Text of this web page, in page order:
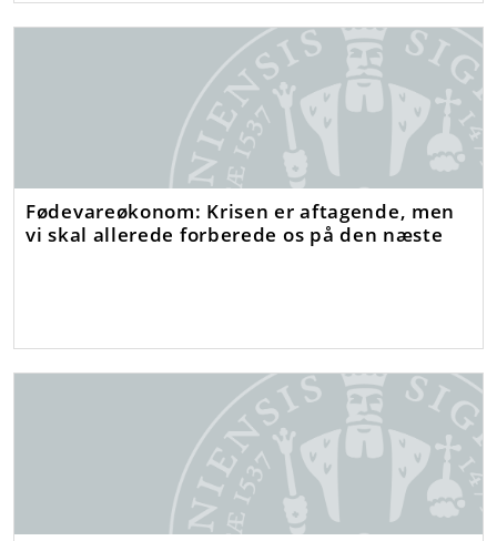
Fødevareøkonom: Krisen er aftagende, men
vi skal allerede forberede os på den næste